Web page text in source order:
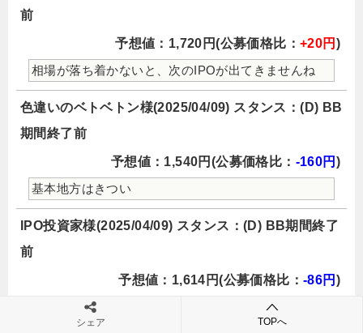
前
予想値：1,720円(公募価格比： +20円 )
相場が落ち着かないと、次のIPOが出てきませんね
色違いのベトベトン様(2025/04/09) スタンス：(D) BB
期間終了前
予想値：1,540円(公募価格比： -160円 )
基本地方はきつい
IPO投資家様(2025/04/09) スタンス：(D) BB期間終了
前
予想値：1,614円(公募価格比： -86円 )
リスクの方が大きそうで魅力なし
シェア TOPへ